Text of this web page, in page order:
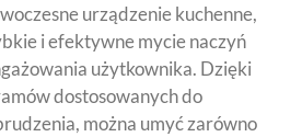
urządzenie kuchenne,
i efektywne mycie naczyń
użytkownika. Dzięki
dostosowanych do
można umyć zarówno